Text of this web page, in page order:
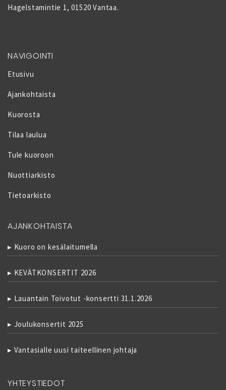
Hagelstamintie 1, 01520 Vantaa.
NAVIGOINTI
Etusivu
Ajankohtaista
Kuorosta
Tilaa laulua
Tule kuoroon
Nuottiarkisto
Tietoarkisto
AJANKOHTAISTA
Kuoro on kesälaitumella
KEVÄTKONSERTIT 2026
Lauantain Toivotut -konsertti 31.1.2026
Joulukonsertit 2025
Vantasialle uusi taiteellinen johtaja
YHTEYSTIEDOT